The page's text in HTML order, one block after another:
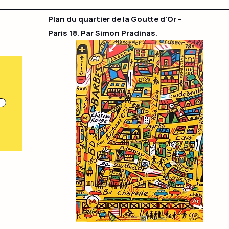
Plan du quartier de la Goutte d'Or -
Paris 18. Par Simon Pradinas.